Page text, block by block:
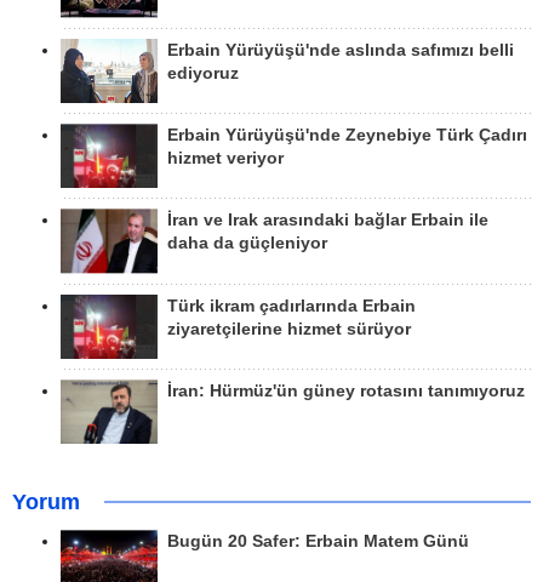
Erbain Yürüyüşü'nde aslında safımızı belli
ediyoruz
Erbain Yürüyüşü'nde Zeynebiye Türk Çadırı
hizmet veriyor
İran ve Irak arasındaki bağlar Erbain ile
daha da güçleniyor
Türk ikram çadırlarında Erbain
ziyaretçilerine hizmet sürüyor
İran: Hürmüz'ün güney rotasını tanımıyoruz
Yorum
Bugün 20 Safer: Erbain Matem Günü